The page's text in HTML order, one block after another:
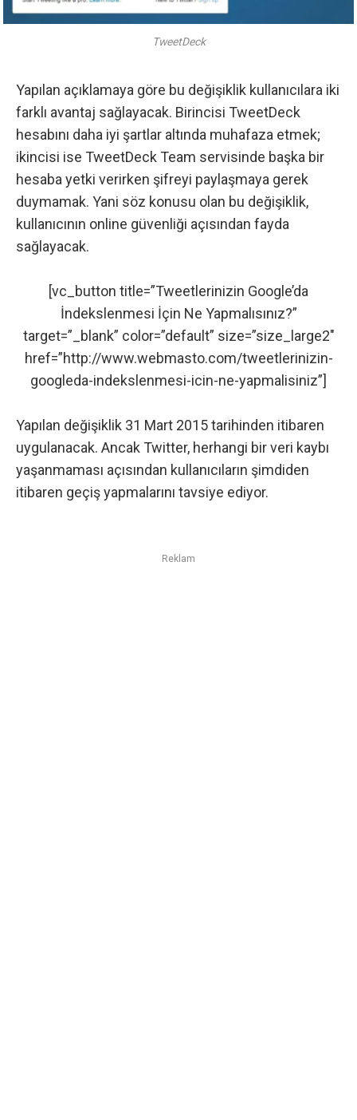
TweetDeck
Yapılan açıklamaya göre bu değişiklik kullanıcılara iki
farklı avantaj sağlayacak. Birincisi TweetDeck
hesabını daha iyi şartlar altında muhafaza etmek;
ikincisi ise TweetDeck Team servisinde başka bir
hesaba yetki verirken şifreyi paylaşmaya gerek
duymamak. Yani söz konusu olan bu değişiklik,
kullanıcının online güvenliği açısından fayda
sağlayacak.
[vc_button title=”Tweetlerinizin Google’da
İndekslenmesi İçin Ne Yapmalısınız?”
target=”_blank” color=”default” size=”size_large2″
href=”http://www.webmasto.com/tweetlerinizin-
googleda-indekslenmesi-icin-ne-yapmalisiniz”]
Yapılan değişiklik 31 Mart 2015 tarihinden itibaren
uygulanacak. Ancak Twitter, herhangi bir veri kaybı
yaşanmaması açısından kullanıcıların şimdiden
itibaren geçiş yapmalarını tavsiye ediyor.
Reklam